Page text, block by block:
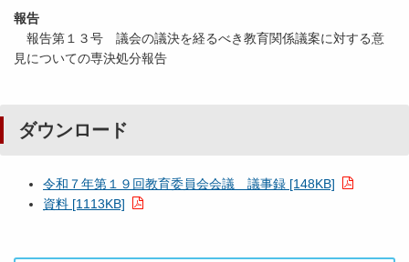
報告
報告第１３号 議会の議決を経るべき教育関係議案に対する意
見についての専決処分報告
ダウンロード
令和７年第１９回教育委員会会議 議事録 [148KB]
資料 [1113KB]